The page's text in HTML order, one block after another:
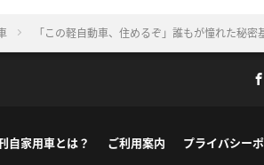
「この軽自動車、住めるぞ」誰もが憧れた秘
自家用車とは？ ご利用案内 プライバシー